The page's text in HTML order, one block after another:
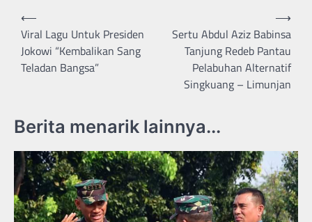
Navigasi
pos
⟵
Viral Lagu Untuk Presiden
Jokowi “Kembalikan Sang
Teladan Bangsa”
Sertu Abdul Aziz Babinsa
Tanjung Redeb Pantau
Pelabuhan Alternatif
Singkuang – Limunjan
⟶
Berita menarik lainnya...